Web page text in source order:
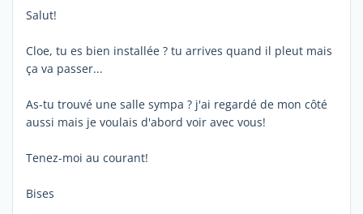
Salut!
Cloe, tu es bien installée ? tu arrives quand il pleut mais
ça va passer...
As-tu trouvé une salle sympa ? j'ai regardé de mon côté
aussi mais je voulais d'abord voir avec vous!
Tenez-moi au courant!
Bises